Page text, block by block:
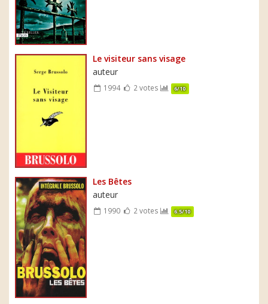
Le visiteur sans visage
auteur
1994 2 votes 6/10
Les Bêtes
auteur
1990 2 votes 6.5/10